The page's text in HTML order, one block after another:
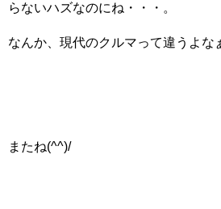
らないハズなのにね・・・。
なんか、現代のクルマって違うよな
またね(^^)/